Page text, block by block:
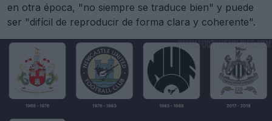
en otra época, "no siempre se traduce bien" y puede
ser "difícil de reproducir de forma clara y coherente".